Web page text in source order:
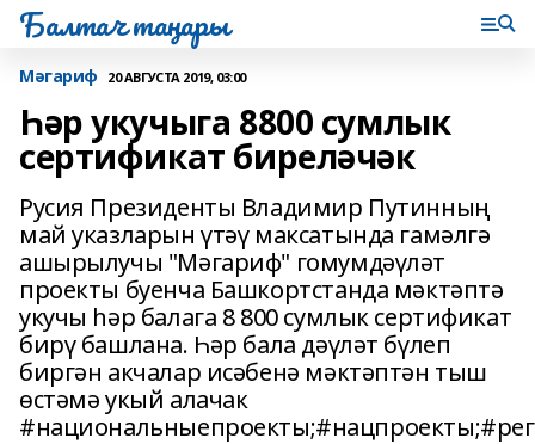
Балтач таңнары
Мәгариф 20 АВГУСТА 2019, 03:00
Һәр укучыга 8800 сумлык
сертификат биреләчәк
Русия Президенты Владимир Путинның
май указларын үтәү максатында гамәлгә
ашырылучы "Мәгариф" гомумдәүләт
проекты буенча Башкортстанда мәктәптә
укучы һәр балага 8 800 сумлык сертификат
бирү башлана. Һәр бала дәүләт бүлеп
биргән акчалар исәбенә мәктәптән тыш
өстәмә укый алачак